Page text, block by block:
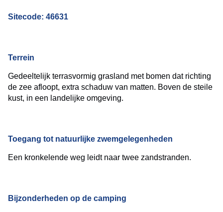
Sitecode: 46631
Terrein
Gedeeltelijk terrasvormig grasland met bomen dat richting
de zee afloopt, extra schaduw van matten. Boven de steile
kust, in een landelijke omgeving.
Toegang tot natuurlijke zwemgelegenheden
Een kronkelende weg leidt naar twee zandstranden.
Bijzonderheden op de camping